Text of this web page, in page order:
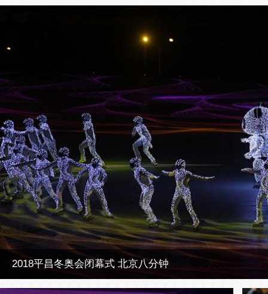
2018平昌冬奥会闭幕式 北京八分钟